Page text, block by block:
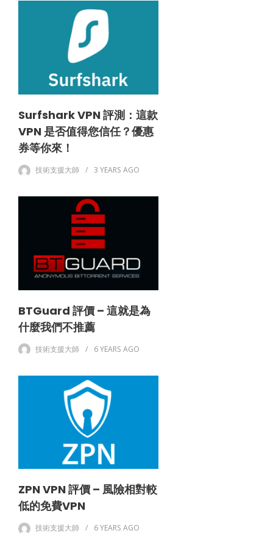
Surfshark VPN 評測：這款
VPN 是否值得您信任？優惠
券等你來！
技術支援大師 3 YEARS AGO
BTGuard 評價 – 這就是為
什麼我們不推薦
技術支援大師 6 YEARS AGO
ZPN VPN 評價 – 風險相對較
低的免費VPN
技術支援大師 6 YEARS AGO